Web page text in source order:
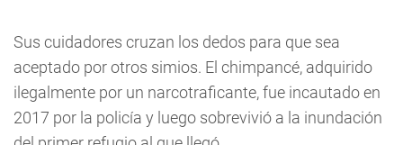
Sus cuidadores cruzan los dedos para que sea
aceptado por otros simios. El chimpancé, adquirido
ilegalmente por un narcotraficante, fue incautado en
2017 por la policía y luego sobrevivió a la inundación